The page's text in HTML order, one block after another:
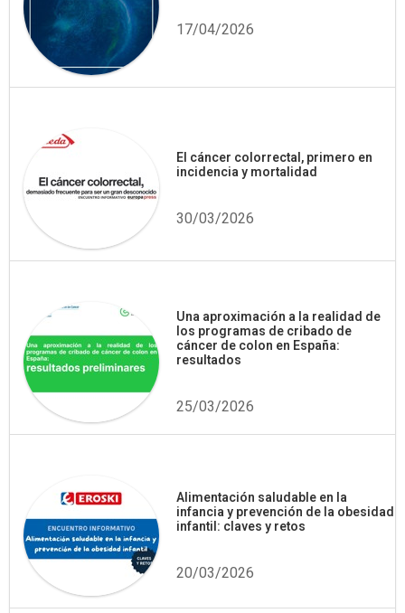
17/04/2026
El cáncer colorrectal, primero en
incidencia y mortalidad
30/03/2026
Una aproximación a la realidad de
los programas de cribado de
cáncer de colon en España:
resultados
25/03/2026
Alimentación saludable en la
infancia y prevención de la obesidad
infantil: claves y retos
20/03/2026